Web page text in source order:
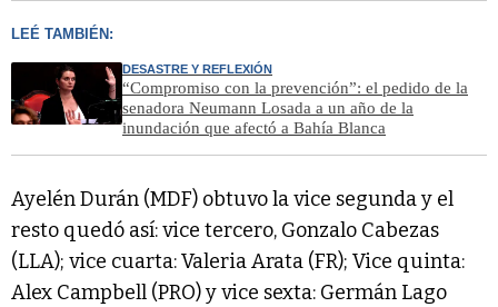
LEÉ TAMBIÉN:
DESASTRE Y REFLEXIÓN
“Compromiso con la prevención”: el pedido de la
senadora Neumann Losada a un año de la
inundación que afectó a Bahía Blanca
Ayelén Durán (MDF) obtuvo la vice segunda y el
resto quedó así: vice tercero, Gonzalo Cabezas
(LLA); vice cuarta: Valeria Arata (FR); Vice quinta:
Alex Campbell (PRO) y vice sexta: Germán Lago